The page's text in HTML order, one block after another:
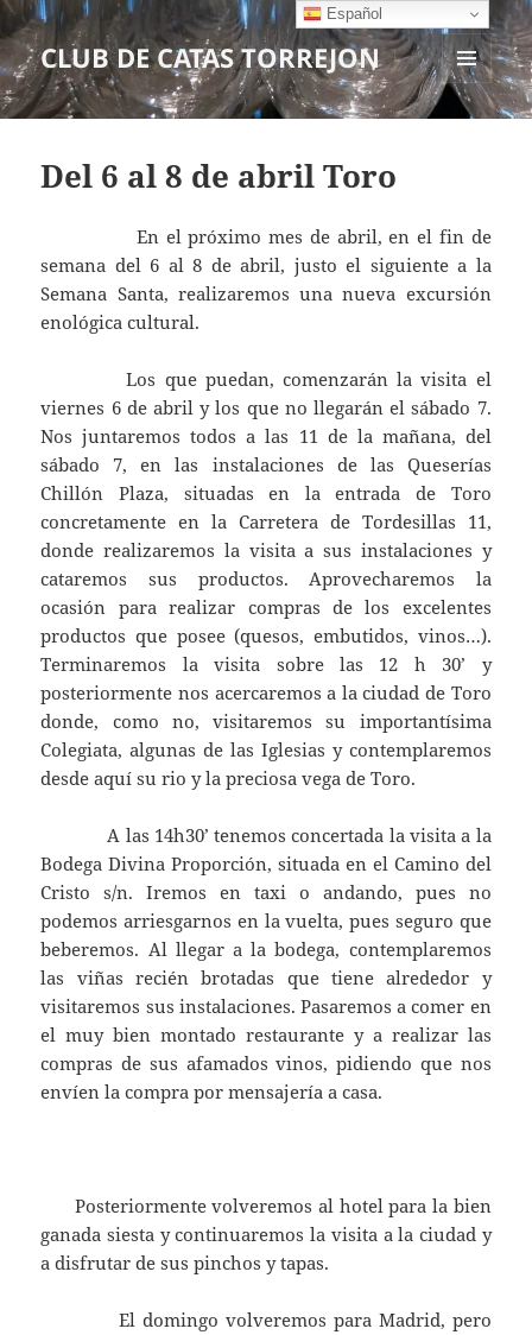
CLUB DE CATAS TORREJON
MENÚ
Y
Del 6 al 8 de abril Toro
En el próximo mes de abril, en el fin de
semana del 6 al 8 de abril, justo el siguiente a la
Semana Santa, realizaremos una nueva excursión
enológica cultural.
Los que puedan, comenzarán la visita el
viernes 6 de abril y los que no llegarán el sábado 7.
Nos juntaremos todos a las 11 de la mañana, del
sábado 7, en las instalaciones de las Queserías
Chillón Plaza, situadas en la entrada de Toro
concretamente en la Carretera de Tordesillas 11,
donde realizaremos la visita a sus instalaciones y
cataremos sus productos. Aprovecharemos la
ocasión para realizar compras de los excelentes
productos que posee (quesos, embutidos, vinos…).
Terminaremos la visita sobre las 12 h 30’ y
posteriormente nos acercaremos a la ciudad de Toro
donde, como no, visitaremos su importantísima
Colegiata, algunas de las Iglesias y contemplaremos
desde aquí su rio y la preciosa vega de Toro.
A las 14h30’ tenemos concertada la visita a la
Bodega Divina Proporción, situada en el Camino del
Cristo s/n. Iremos en taxi o andando, pues no
podemos arriesgarnos en la vuelta, pues seguro que
beberemos. Al llegar a la bodega, contemplaremos
las viñas recién brotadas que tiene alrededor y
visitaremos sus instalaciones. Pasaremos a comer en
el muy bien montado restaurante y a realizar las
compras de sus afamados vinos, pidiendo que nos
envíen la compra por mensajería a casa.
Posteriormente volveremos al hotel para la bien
ganada siesta y continuaremos la visita a la ciudad y
a disfrutar de sus pinchos y tapas.
El domingo volveremos para Madrid, pero
Español